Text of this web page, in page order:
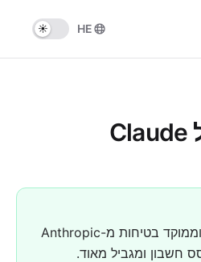
HE
Claude הוא עוזר מצוץ וממוקד בטיחות מ-Anthropic
חשבון ומגביל מאוד.